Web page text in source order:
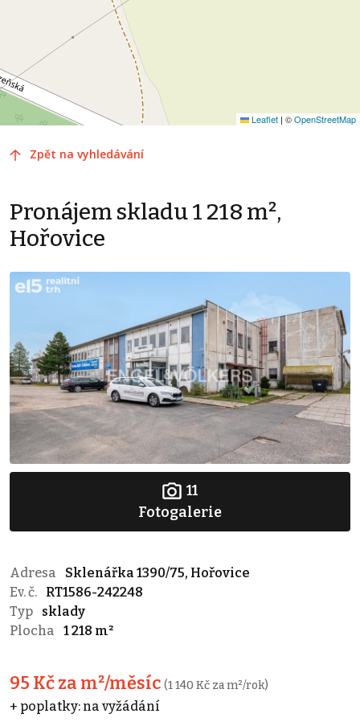
Leaflet | ©OpenStreetMap
Zpět na vyhledávání
Pronájem skladu 1 218 m²,
Hořovice
11
Fotogalerie
Adresa
Sklenářka 1390/75, Hořovice
Ev. č.
RT1586-242248
Typ
sklady
Plocha
1 218 m²
95 Kč za m²/měsíc (1 140 Kč za m²/rok)
+ poplatky: na vyžádání